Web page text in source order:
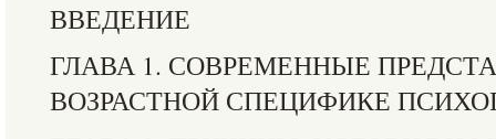
ВВЕДЕНИЕ
ГЛАВА 1. СОВРЕМЕННЫЕ
ВОЗРАСТНОЙ СПЕЦИФИКЕ